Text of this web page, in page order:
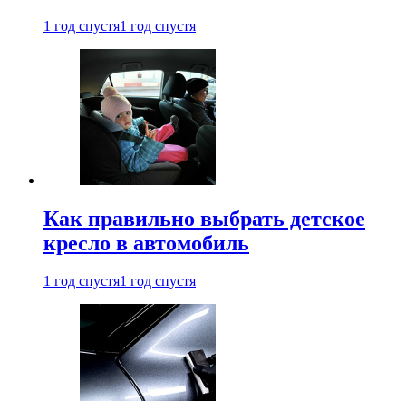
1 год спустя1 год спустя
Как правильно выбрать детское
кресло в автомобиль
1 год спустя1 год спустя